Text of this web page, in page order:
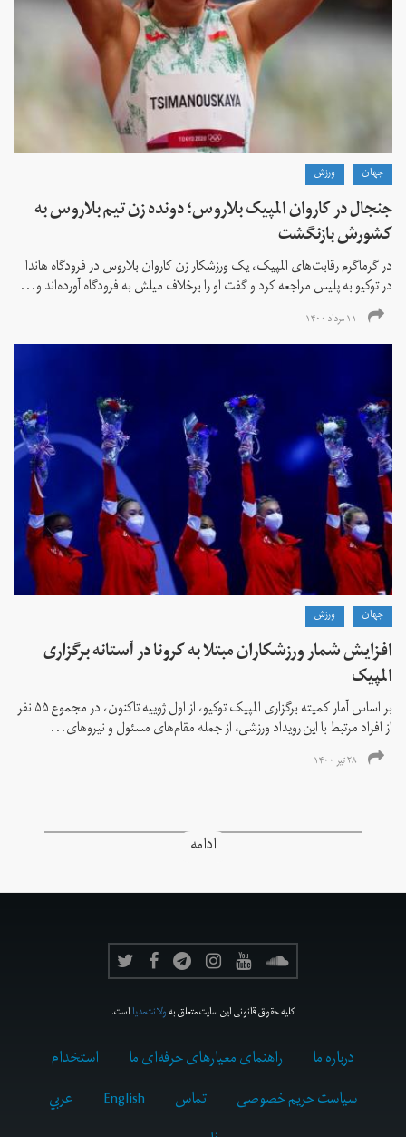
جهان ورزش
جنجال در کاروان المپیک بلاروس؛ دونده زن تیم بلاروس به
کشورش بازنگشت
در گرماگرم رقابت‌های المپیک، یک ورزشکار زن کاروان بلاروس در فرودگاه هاندا
در توکیو به پلیس مراجعه کرد و گفت او را برخلاف میلش به فرودگاه آورده‌اند و...
۱۱ مرداد ۱۴۰۰
جهان ورزش
افزایش شمار ورزشکاران مبتلا به کرونا در آستانه برگزاری
المپیک
بر اساس آمار کمیته برگزاری المپیک توکیو، از اول ژوییه تاکنون، در مجموع ۵۵ نفر
از افراد مرتبط با این رویداد ورزشی، از جمله مقام‌های مسئول و نیروهای...
۲۸ تیر ۱۴۰۰
ادامه
کلیه حقوق قانونی این سایت متعلق بهولانت‌مدیااست.
درباره ما راهنمای معیارهای حرفه‌ای ما
استخدام
سیاست حریم خصوصی
تماس English
عربي